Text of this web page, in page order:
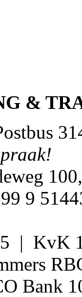
&
9
| KvK
Bank